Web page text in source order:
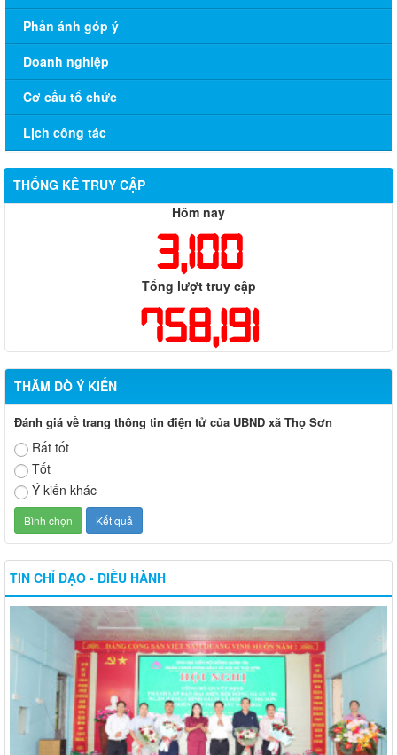
Phản ánh góp ý
Doanh nghiệp
Cơ cấu tổ chức
Lịch công tác
THỐNG KÊ TRUY CẬP
Hôm nay
3,100
Tổng lượt truy cập
758,191
THĂM DÒ Ý KIẾN
Đánh giá về trang thông tin điện tử của UBND xã Thọ Sơn
Rất tốt
Tốt
Ý kiến khác
TIN CHỈ ĐẠO - ĐIỀU HÀNH